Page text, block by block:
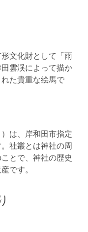
文化財として「雨
雲渓によって描か
た貴重な絵馬で
は、岸和田市指定
社叢とは神社の周
とで、神社の歴史
です。